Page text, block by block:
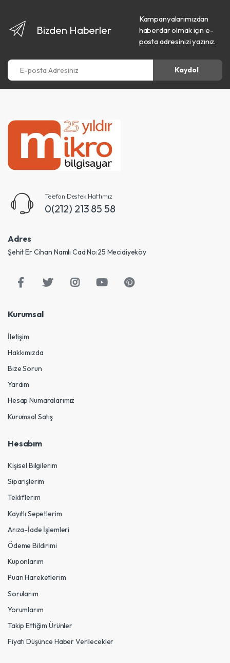
Bizden Haberler
Kampanyalarımızdan
haberdar olmak için e-
posta adresinizi yazınız.
E-posta Adresiniz
Kaydol
Telefon Destek Hattımız
0(212) 213 85 58
Adres
Şehit Er Cihan Namlı Cad No:25 Mecidiyeköy
Kurumsal
İletişim
Hakkımızda
Bize Sorun
Yardım
Hesap Numaralarımız
Kurumsal Satış
Hesabım
Kişisel Bilgilerim
Siparişlerim
Tekliflerim
Kayıtlı Sepetlerim
Arıza-İade İşlemleri
Ödeme Bildirimi
Kuponlarım
Puan Hareketlerim
Sorularım
Yorumlarım
Takip Ettiğim Ürünler
Fiyatı Düşünce Haber Verilecekler